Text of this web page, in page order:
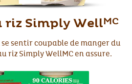
riz Simply Well MC
sentir coupable de manger du
riz Simply WellMC en assure.